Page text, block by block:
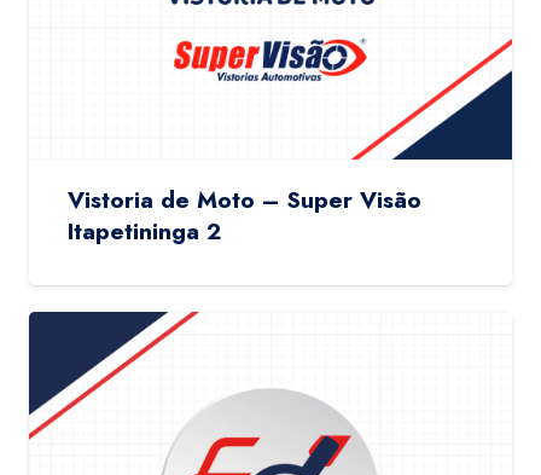
Vistoria de Moto – Super Visão
Itapetininga 2